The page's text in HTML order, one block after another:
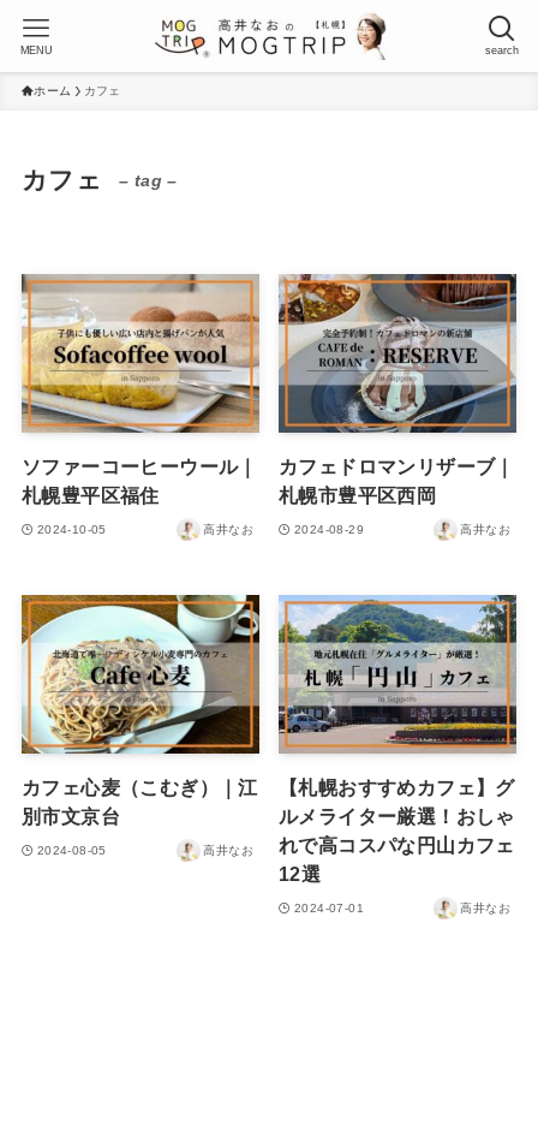
search
MENU
ホーム カフェ
カフェ – tag –
ソファーコーヒーウール｜
札幌豊平区福住
2024-10-05 高井なお
カフェドロマンリザーブ｜
札幌市豊平区西岡
2024-08-29 高井なお
カフェ心麦（こむぎ）｜江
別市文京台
2024-08-05 高井なお
【札幌おすすめカフェ】グ
ルメライター厳選！おしゃ
れで高コスパな円山カフェ
12選
2024-07-01 高井なお